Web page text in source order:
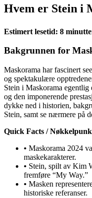
Hvem er Stein i
Estimert lesetid: 8
Bakgrunnen for
Maskorama har fascinert
og spektakulære
Stein i Maskorama
og den imponerende
dykke ned i historien,
Stein, samt se nærmere på
Quick Facts /
• Maskorama 2024
maskekarakterer.
• Stein, spilt av Kim
fremføre “My Way.”
• Masken
historiske referanser.